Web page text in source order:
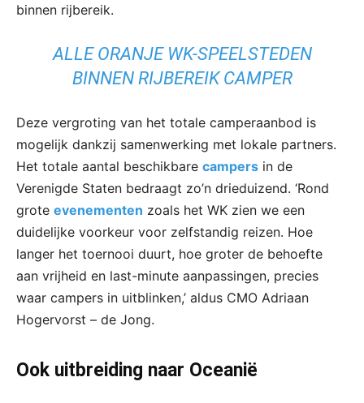
binnen rijbereik.
ALLE ORANJE WK-SPEELSTEDEN
BINNEN RIJBEREIK CAMPER
Deze vergroting van het totale camperaanbod is
mogelijk dankzij samenwerking met lokale partners.
Het totale aantal beschikbare campers in de
Verenigde Staten bedraagt zo’n drieduizend. ‘Rond
grote evenementen zoals het WK zien we een
duidelijke voorkeur voor zelfstandig reizen. Hoe
langer het toernooi duurt, hoe groter de behoefte
aan vrijheid en last-minute aanpassingen, precies
waar campers in uitblinken,’ aldus CMO Adriaan
Hogervorst – de Jong.
Ook uitbreiding naar Oceanië